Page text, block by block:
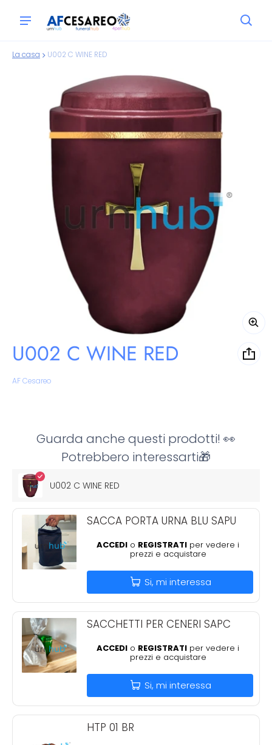
La casa U002 C WINE RED
U002 C WINE RED
Venditore:
AF Cesareo
Guarda anche questi prodotti! 👀
Potrebbero interessarti🎁
U002 C WINE RED
SACCA PORTA URNA BLU SAPU
ACCEDI o REGISTRATI per vedere i
prezzi e acquistare
Si, mi interessa
SACCHETTI PER CENERI SAPC
ACCEDI o REGISTRATI per vedere i
prezzi e acquistare
Si, mi interessa
HTP 01 BR